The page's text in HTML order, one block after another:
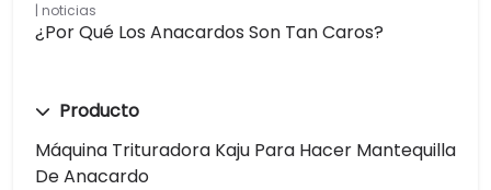
noticias
¿Por Qué Los Anacardos Son Tan Caros?
Producto
Máquina Trituradora Kaju Para Hacer Mantequilla
De Anacardo